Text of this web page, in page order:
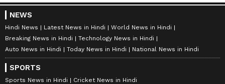
NEWS
Hindi News Latest News in Hindi
World News in Hindi
Breaking News in Hindi
Technology News in Hindi
Auto News in Hindi
Today News in Hindi National News in Hindi
SPORTS
Sports News in Hindi Cricket News in Hindi